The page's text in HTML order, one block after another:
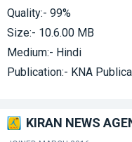
Quality:- 99%
Size:- 10.6.00 MB
Medium:- Hindi
Publication:- KNA
KIRAN NEWS